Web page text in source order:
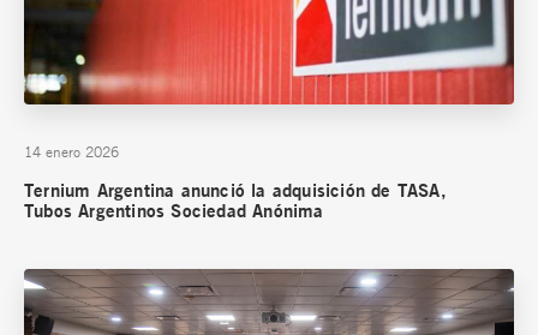
14 enero 2026
Ternium Argentina anunció la adquisición de TASA,
Tubos Argentinos Sociedad Anónima